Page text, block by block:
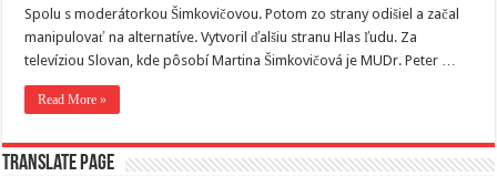
Spolu s moderátorkou Šimkovičovou. Potom zo strany odišiel a začal
manipulovať na alternatíve. Vytvoril ďalšiu stranu Hlas ľudu. Za
televíziou Slovan, kde pôsobí Martina Šimkovičová je MUDr. Peter …
Read More »
Translate page